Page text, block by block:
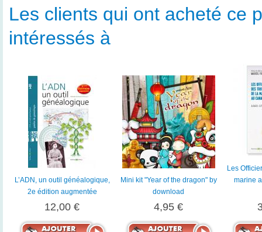
Les clients qui ont acheté ce
intéressés à
L’ADN, un outil généalogique,
2e édition augmentée
12,00 €
Mini kit "Year of the dragon" by
download
4,95 €
Les
marine